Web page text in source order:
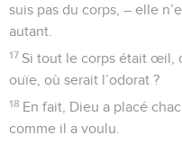
suis pas du corps, – elle
autant.
17 Si tout le corps était œil,
ouïe, où serait l’odorat ?
18 En fait, Dieu a placé
comme il a voulu.